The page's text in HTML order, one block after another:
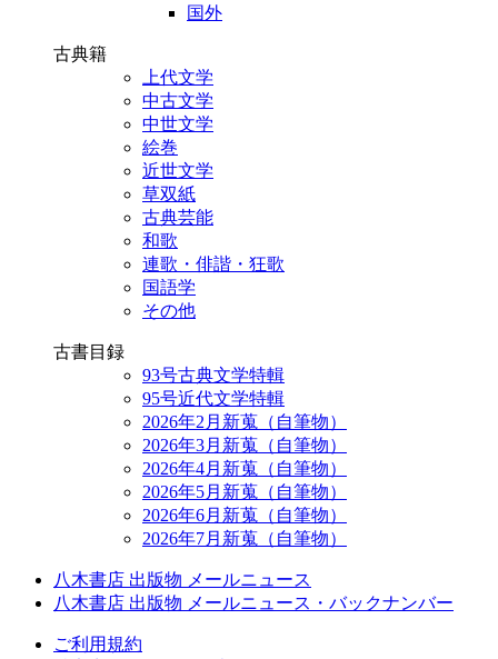
国外
古典籍
上代文学
中古文学
中世文学
絵巻
近世文学
草双紙
古典芸能
和歌
連歌・俳諧・狂歌
国語学
その他
古書目録
93号古典文学特輯
95号近代文学特輯
2026年2月新蒐（自筆物）
2026年3月新蒐（自筆物）
2026年4月新蒐（自筆物）
2026年5月新蒐（自筆物）
2026年6月新蒐（自筆物）
2026年7月新蒐（自筆物）
八木書店 出版物 メールニュース
八木書店 出版物 メールニュース・バックナンバー
ご利用規約